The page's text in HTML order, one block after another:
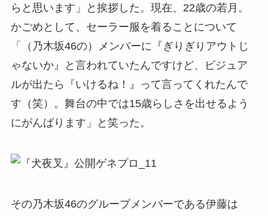
らと思います」と挨拶した。現在、22歳の若月。
かごめとして、セーラー服を着ることについて
「（乃木坂46の）メンバーに『ぎりぎりアウトじ
ゃないか』と言われていたんですけど、ビジュア
ルが出たら『いけるね！』って言ってくれたんで
す（笑）。舞台の中では15歳らしさを出せるよう
にがんばります」と笑った。
その乃木坂46のグループメンバーである伊藤は